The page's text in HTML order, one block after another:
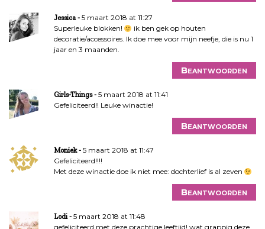
Jessica
5 maart 2018 at 11:27
Superleuke blokken!
ik ben gek op houten
decoratie/accessoires. Ik doe mee voor mijn neefje, die is nu 1
jaar en 3 maanden.
Beantwoorden
Girls-Things
5 maart 2018 at 11:41
Gefeliciteerd!! Leuke winactie!
Beantwoorden
Moniek
5 maart 2018 at 11:47
Gefeliciteerd!!!!
Met deze winactie doe ik niet mee: dochterlief is al zeven
Beantwoorden
Lodi
5 maart 2018 at 11:48
gefeliciteerd met deze prachtige leeftijd! wat grappig deze